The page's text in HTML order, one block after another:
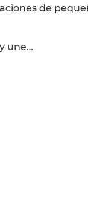
de
une…